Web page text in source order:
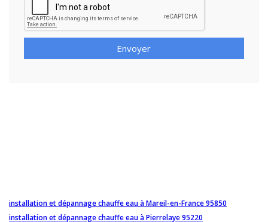
Envoyer
installation et dépannage chauffe eau à Mareil-en-France 95850
installation et dépannage chauffe eau à Pierrelaye 95220